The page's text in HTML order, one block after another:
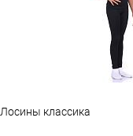
Лосины классика